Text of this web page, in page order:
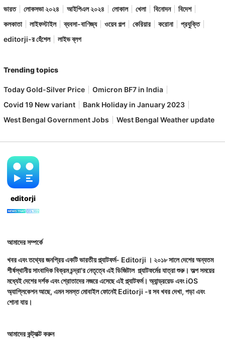
ভারত লোকসভা ২০২৪ আইপিএল ২০২৪ লোকাল খেলা বিনোদন
বিদেশ
কলকাতা
লাইফস্টাইল ব্যবসা-বাণিজ্য ওয়েব গল্প কেরিয়ার করোনা
প্রযুক্তি
editorji-র হেঁশেল
লাইভ ব্লগ
Trending topics
Today Gold-Silver Price
Omicron BF7 in India
Covid 19 New variant
Bank Holiday in January 2023
West Bengal Government Jobs
West Bengal Weather update
editorji
আমাদের সম্পর্কে
খবর এবং তথ্যের জনপ্রিয় একটি ভারতীয় প্ল্যাটফর্ম- Editorji । ২০১৮ সালে দেশের অন্যতম
শীর্ষস্থানীয় সাংবাদিক বিক্রম চন্দ্রা'র নেতৃত্বে এই ডিজিটাল প্ল্যাটফর্মের যাত্রা শুরু। অল্প সময়ের
মধ্যেই দেশের দর্শক এবং শ্রোতাদের নজরে এসেছে এই প্ল্যাটফর্ম। অ্যান্ড্রয়েড এবং iOS
অ্যাপ্লিকেশন আছে, এমন সমস্ত মোবাইল ফোনেই Editorji -র সব খবর দেখা, পড়া এবং
শোনা যায়।
আমাদের কন্ট্যাক্ট করুন